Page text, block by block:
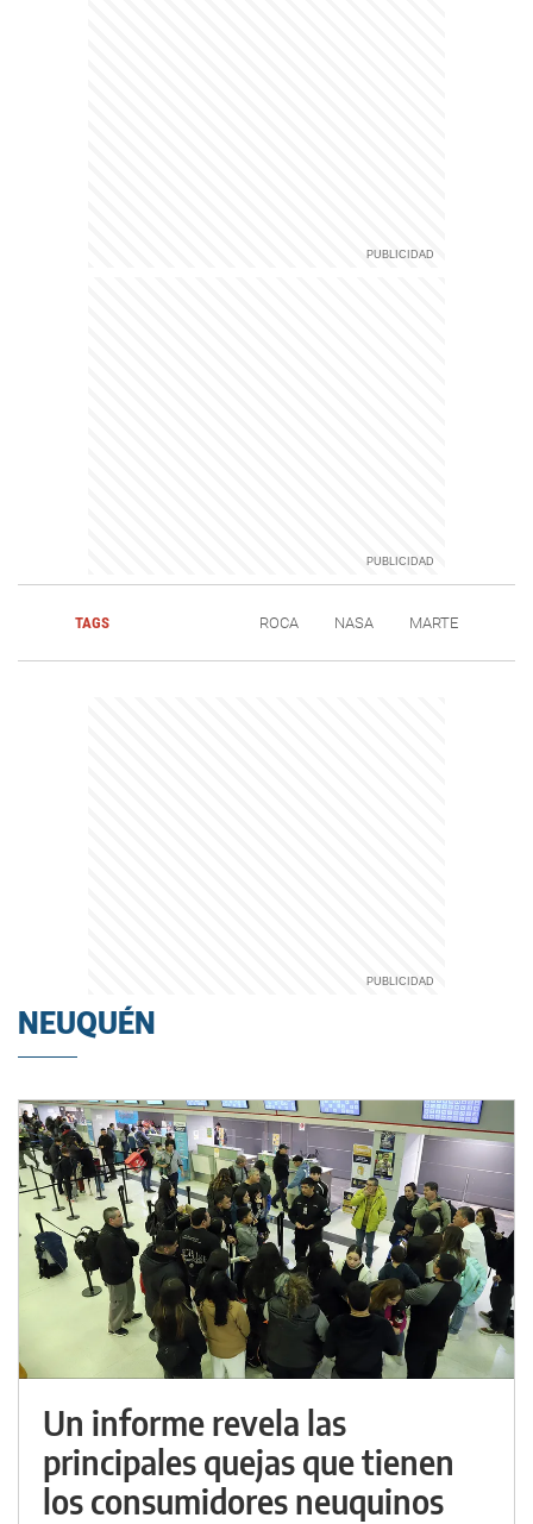
TAGS ROCA NASA MARTE
NEUQUÉN
Un informe revela las
principales quejas que tienen
los consumidores neuquinos